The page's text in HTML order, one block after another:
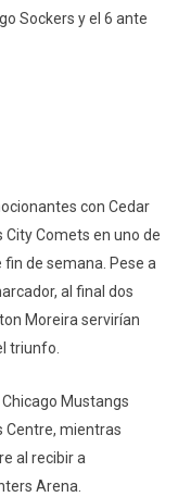
Sockers y el 6 ante
con Cedar
City Comets en uno de
de semana. Pese a
al final dos
Moreira servirían
triunfo.
Mustangs
Centre, mientras
al recibir a
Arena.